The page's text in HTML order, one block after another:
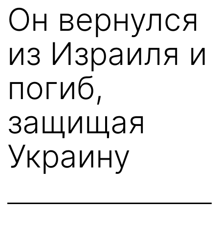
Он вернулся
из Израиля и
погиб,
защищая
Украину